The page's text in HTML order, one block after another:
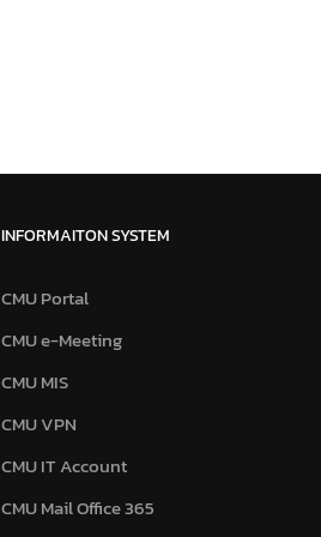
INFORMAITON SYSTEM
CMU Portal
CMU e-Meeting
CMU MIS
CMU VPN
CMU IT Account
CMU Mail Office 365